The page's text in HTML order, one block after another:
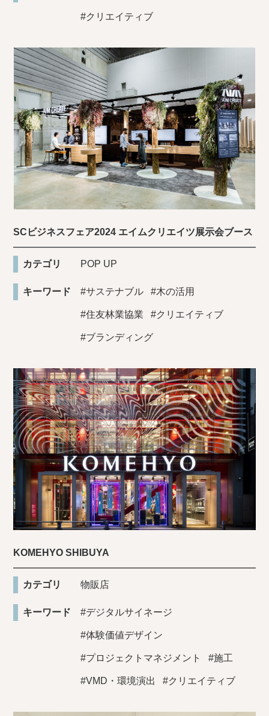
#クリエイティブ
SCビジネスフェア2024 エイムクリエイツ展示会ブース
カテゴリ POP UP
キーワード #サステナブル #木の活用
#住友林業協業 #クリエイティブ
#ブランディング
KOMEHYO SHIBUYA
カテゴリ 物販店
キーワード #デジタルサイネージ
#体験価値デザイン
#プロジェクトマネジメント #施工
#VMD・環境演出 #クリエイティブ